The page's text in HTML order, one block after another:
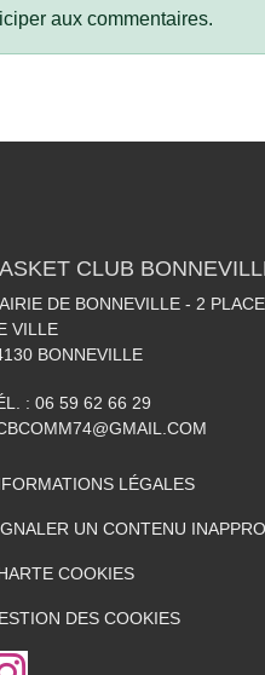
aux commentaires.
CLUB
DE BONNEVILLE - 2
VILLE
BONNEVILLE
: 06 59 62 66 29
LÉGALES
UN CONTENU
COOKIES
DES COOKIES